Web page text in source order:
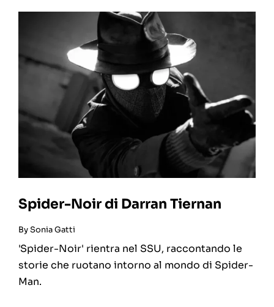
Spider-Noir di Darran Tiernan
BySonia Gatti
'Spider-Noir' rientra nel SSU, raccontando le
storie che ruotano intorno al mondo di Spider-
Man.